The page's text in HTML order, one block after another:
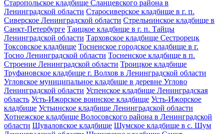
Старопольское кладбище Сланцевского района в
Ленинградской области Старосиверское кладбище в г. п.
Сиверское Ленинградской области Стрельнинское кладбище в
Санкт-Петербурге Таицкое кладбище в г. п. Тайцы
Ленинградской области Тарховское кладбище Сестрорецк
Токсовское кладбище Тосненское городское кладбище в г.
Тосно Ленинградской области Тосненское кладбище в п.
Строение Ленинградской области Троицкое кладбище
Труфановское кладбище г. Волхов в Ленинградской области
Угловское муниципальное кладбище в деревне Углово
Ленинградской области Успенское кладбище Ленинградская
область Усть-Ижорское воинское кладбище Усть-Ижорское
кладбище Устьинское кладбище Ленинградской области
Хотнежское кладбище Волосовского района в Ленинградской
области Шуваловское кладбище Шумское кладбище в с. Шум